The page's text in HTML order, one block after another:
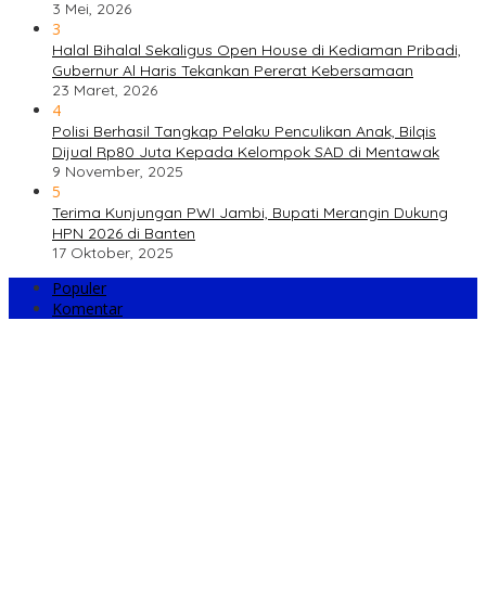
3 Mei, 2026
3
Halal Bihalal Sekaligus Open House di Kediaman Pribadi,
Gubernur Al Haris Tekankan Pererat Kebersamaan
23 Maret, 2026
4
Polisi Berhasil Tangkap Pelaku Penculikan Anak, Bilqis
Dijual Rp80 Juta Kepada Kelompok SAD di Mentawak
9 November, 2025
5
Terima Kunjungan PWI Jambi, Bupati Merangin Dukung
HPN 2026 di Banten
17 Oktober, 2025
Populer
Komentar